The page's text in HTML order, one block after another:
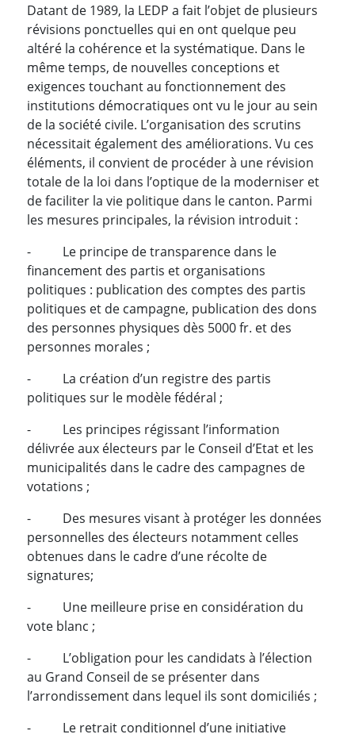
Datant de 1989, la LEDP a fait l’objet de plusieurs
révisions ponctuelles qui en ont quelque peu
altéré la cohérence et la systématique. Dans le
même temps, de nouvelles conceptions et
exigences touchant au fonctionnement des
institutions démocratiques ont vu le jour au sein
de la société civile. L’organisation des scrutins
nécessitait également des améliorations. Vu ces
éléments, il convient de procéder à une révision
totale de la loi dans l’optique de la moderniser et
de faciliter la vie politique dans le canton. Parmi
les mesures principales, la révision introduit :
- Le principe de transparence dans le
financement des partis et organisations
politiques : publication des comptes des partis
politiques et de campagne, publication des dons
des personnes physiques dès 5000 fr. et des
personnes morales ;
- La création d’un registre des partis
politiques sur le modèle fédéral ;
- Les principes régissant l’information
délivrée aux électeurs par le Conseil d’Etat et les
municipalités dans le cadre des campagnes de
votations ;
- Des mesures visant à protéger les données
personnelles des électeurs notamment celles
obtenues dans le cadre d’une récolte de
signatures;
- Une meilleure prise en considération du
vote blanc ;
- L’obligation pour les candidats à l’élection
au Grand Conseil de se présenter dans
l’arrondissement dans lequel ils sont domiciliés ;
- Le retrait conditionnel d’une initiative